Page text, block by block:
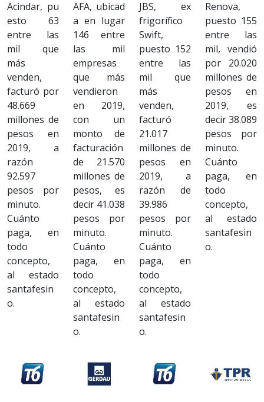
Acindar, pu
esto 63
entre las
mil que
más
venden,
facturó por
48.669
millones de
pesos en
2019, a
razón
92.597
pesos por
minuto.
Cuánto
paga, en
todo
concepto,
al estado
santafesin
o.
AFA, ubicad
a en lugar
146 entre
las mil
empresas
que más
vendieron
en 2019,
con un
monto de
facturación
de 21.570
millones de
pesos, es
decir 41.038
pesos por
minuto.
Cuánto
paga, en
todo
concepto,
al estado
santafesin
o.
JBS, ex
frigorífico
Swift,
puesto 152
entre las
mil que
más
venden,
facturó
21.017
millones de
pesos en
2019, a
razón de
39.986
pesos por
minuto.
Cuánto
paga, en
todo
concepto,
al estado
santafesin
o.
Renova,
puesto 155
entre las
mil, vendió
por 20.020
millones de
pesos en
2019, es
decir 38.089
pesos por
minuto.
Cuánto
paga, en
todo
concepto,
al estado
santafesin
o.